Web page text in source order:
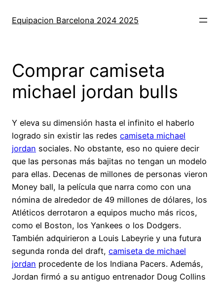
Equipacion Barcelona 2024 2025
Comprar camiseta
michael jordan bulls
Y eleva su dimensión hasta el infinito el haberlo
logrado sin existir las redes camiseta michael
jordan sociales. No obstante, eso no quiere decir
que las personas más bajitas no tengan un modelo
para ellas. Decenas de millones de personas vieron
Money ball, la película que narra como con una
nómina de alrededor de 49 millones de dólares, los
Atléticos derrotaron a equipos mucho más ricos,
como el Boston, los Yankees o los Dodgers.
También adquirieron a Louis Labeyrie y una futura
segunda ronda del draft, camiseta de michael
jordan procedente de los Indiana Pacers. Además,
Jordan firmó a su antiguo entrenador Doug Collins